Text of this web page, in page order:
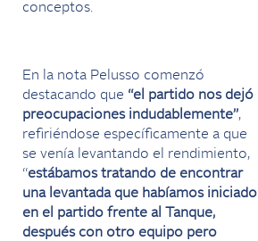
conceptos.
En la nota Pelusso comenzó
destacando que “el partido nos dejó
preocupaciones indudablemente”,
refiriéndose específicamente a que
se venía levantando el rendimiento,
“estábamos tratando de encontrar
una levantada que habíamos iniciado
en el partido frente al Tanque,
después con otro equipo pero